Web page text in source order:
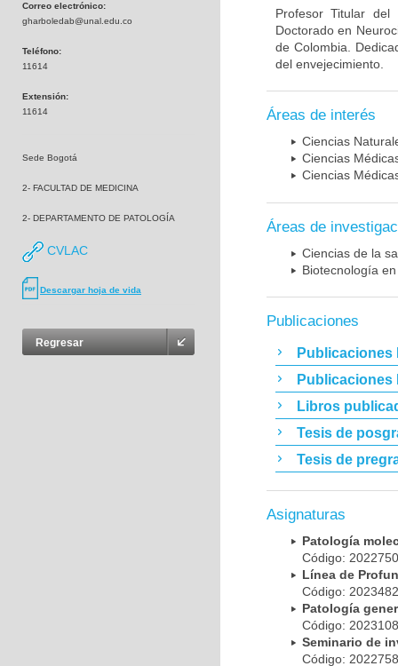
Correo electrónico:
gharboledab@unal.edu.co
Teléfono:
11614
Extensión:
11614
Sede Bogotá
2- FACULTAD DE MEDICINA
2- DEPARTAMENTO DE PATOLOGÍA
CVLAC
Descargar hoja de vida
Regresar
Profesor Titular
Doctorado en
de Colombia.
del envejecimiento.
Áreas de interés
Ciencias
Ciencias
Ciencias
Áreas de
Ciencias de la
Biotecnología
Publicaciones
Publicaciones
Publicaciones
Libros
Tesis de
Tesis de
Asignaturas
Patología
Código:
Línea de
Código:
Patología
Código:
Seminario de
Código: